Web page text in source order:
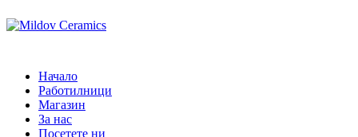
Начало
Работилници
Магазин
За нас
Посетете ни